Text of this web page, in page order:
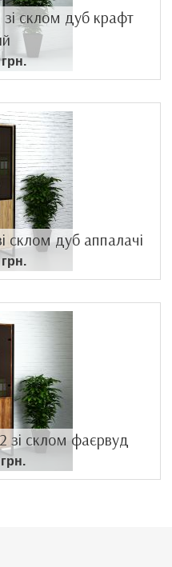
склом дуб крафт
дуб аппалачі
склом фаєрвуд